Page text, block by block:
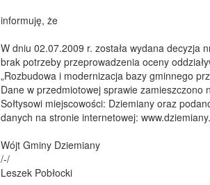
informuję, że
W dniu 02.07.2009 r. została wydana decyzja
brak potrzeby przeprowadzenia oceny
„Rozbudowa i modernizacja bazy gminnego
Dane w przedmiotowej sprawie
Sołtysowi miejscowości: Dziemiany oraz
danych na stronie internetowej:
Wójt Gminy Dziemiany
/-/
Leszek Pobłocki